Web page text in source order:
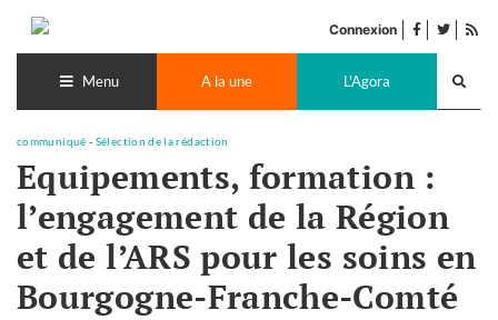
contenu
Connexion facebook
twitter
Menu A la une L'Agora
communiqué - Sélection de la rédaction
Equipements, formation :
l’engagement de la Région
et de l’ARS pour les soins en
Bourgogne-Franche-Comté